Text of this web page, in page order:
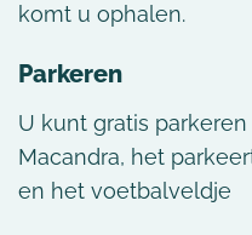
komt u ophalen.
Parkeren
U kunt gratis
Macandra, het
en het voetbalveldje